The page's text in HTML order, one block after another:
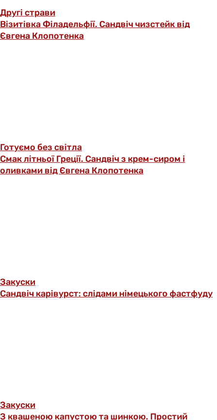
Другі страви
Візитівка Філадельфії. Сандвіч чизстейк від
Євгена Клопотенка
Готуємо без світла
Смак літньої Греції. Сандвіч з крем-сиром і
оливками від Євгена Клопотенка
Закуски
Сандвіч карівурст: слідами німецького фастфуду
Закуски
З квашеною капустою та шинкою. Простий